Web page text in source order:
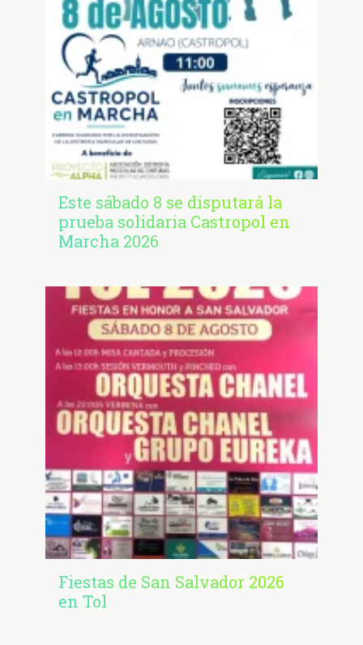
Este sábado 8 se disputará la
prueba solidaria Castropol en
Marcha 2026
Fiestas de San Salvador 2026
en Tol